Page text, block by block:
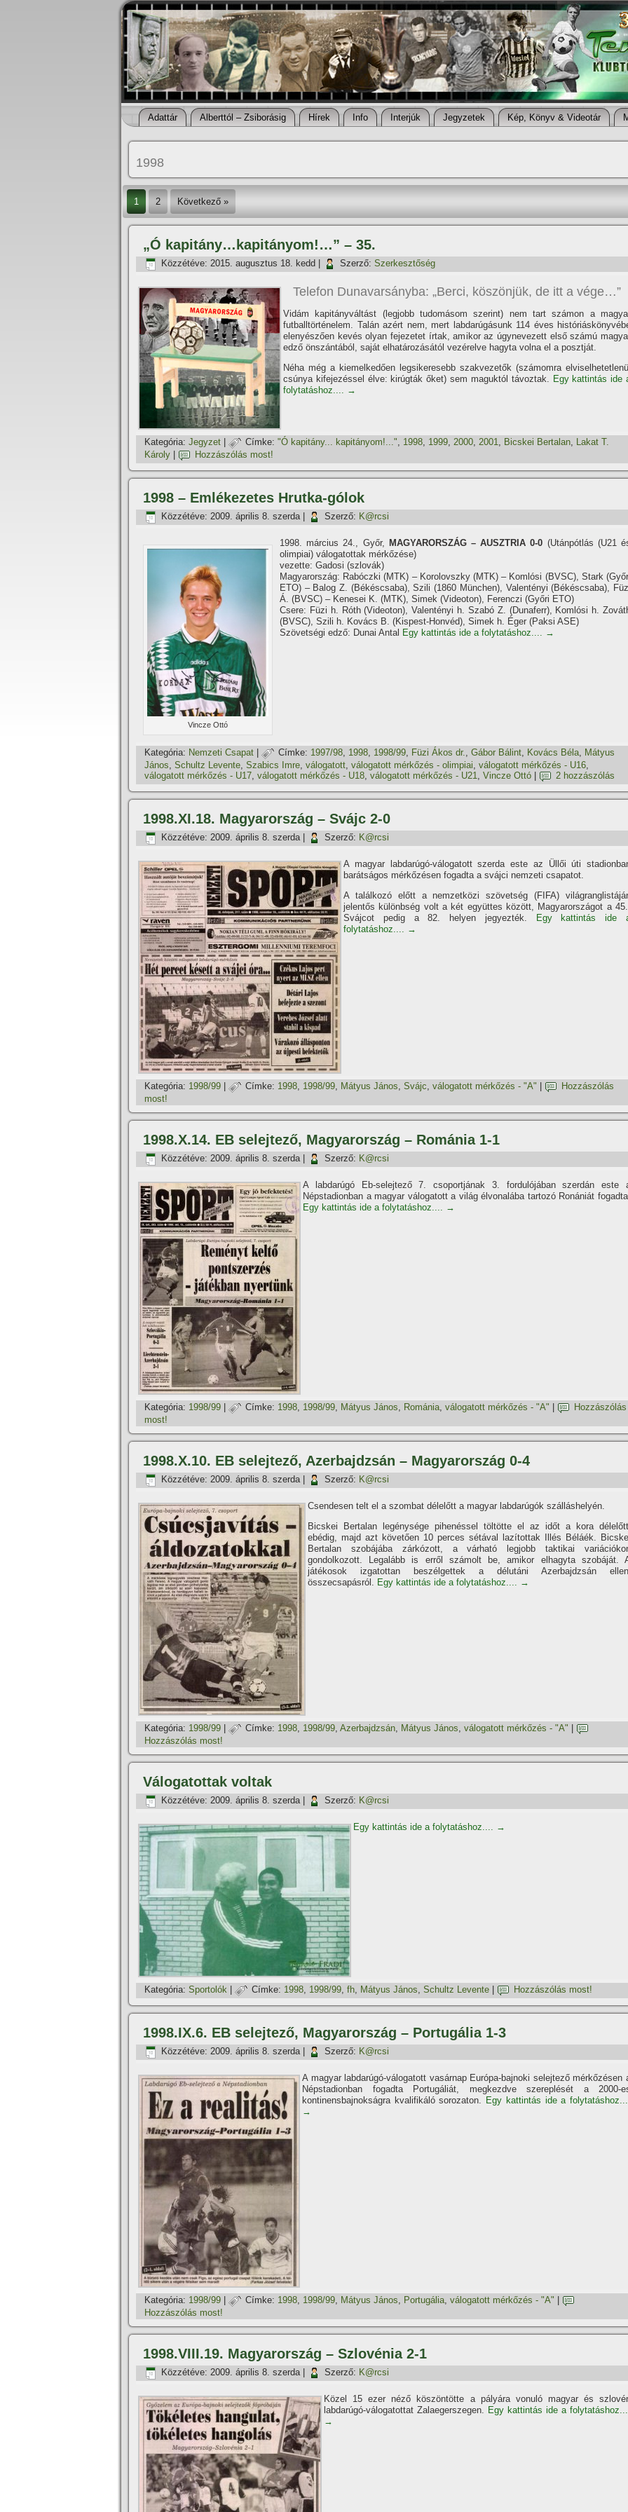
Adattár Alberttól – Zsiborásig Hí­rek Info Interjúk Jegyzetek Kép, Könyv & Videotár
1998
1 2 Következő »
„Ó kapitány…kapitányom!…” – 35.
Közzétéve: 2015. augusztus 18. kedd Szerző: Szerkesztőség
Telefon Dunavarsányba: „Berci, köszönjük, de itt a vége…”
Vidám kapitányváltást (legjobb tudomásom szerint) nem tart számon a
futballtörténelem. Talán azért nem, mert labdarúgásunk 114 éves
elenyészően kevés olyan fejezetet í­rtak, amikor az úgynevezett első számú
edző önszántából, saját elhatározásától vezérelve hagyta volna el a posztját.
Néha még a kiemelkedően legsikeresebb szakvezetők (számomra
csúnya kifejezéssel élve: kirúgták őket) sem maguktól távoztak. Egy kattintás ide
folytatáshoz.... →
Kategória: Jegyzet Címke: "Ó kapitány... kapitányom!...", 1998, 1999, 2000, 2001, Bicskei Bertalan, Lakat T.
Károly
Hozzászólás most!
1998 – Emlékezetes Hrutka-gólok
Közzétéve: 2009. április 8. szerda| Szerző: K@rcsi
Vincze Ottó
1998. március 24., Győr, MAGYARORSZÁG – AUSZTRIA 0-0 (Utánpótlás (U21
olimpiai) válogatottak mérkőzése)
vezette: Gadosi (szlovák)
Magyarország: Rabóczki (MTK) – Korolovszky (MTK) – Komlósi (BVSC), Stark
ETO) – Balog Z. (Békéscsaba), Szili (1860 München), Valentényi (Békéscsaba),
Á. (BVSC) – Kenesei K. (MTK), Simek (Videoton), Ferenczi (Győri ETO)
Csere: Füzi h. Róth (Videoton), Valentényi h. Szabó Z. (Dunaferr), Komlósi h.
(BVSC), Szili h. Kovács B. (Kispest-Honvéd), Simek h. Éger (Paksi ASE)
Szövetségi edző: Dunai Antal Egy kattintás ide a folytatáshoz.... →
Kategória: Nemzeti Csapat Címke: 1997/98, 1998, 1998/99, Füzi Ákos dr., Gábor Bálint, Kovács Béla, Mátyus
János, Schultz Levente, Szabics Imre, válogatott, válogatott mérkőzés - olimpiai, válogatott mérkőzés - U16,
válogatott mérkőzés - U17, válogatott mérkőzés - U18, válogatott mérkőzés - U21, Vincze Ottó 2 hozzászólás
1998.XI.18. Magyarország – Svájc 2-0
Közzétéve: 2009. április 8. szerda| Szerző: K@rcsi
A magyar labdarúgó-válogatott szerda este az Üllői úti
barátságos mérkőzésen fogadta a svájci nemzeti csapatot.
A találkozó előtt a nemzetközi szövetség (FIFA)
jelentős különbség volt a két együttes között, Magyarországot a
Svájcot pedig a 82. helyen jegyezték.
Egy kattintás ide
folytatáshoz.... →
Kategória: 1998/99 Címke: 1998, 1998/99, Mátyus János, Svájc, válogatott mérkőzés - "A"
Hozzászólás
most!
1998.X.14. EB selejtező, Magyarország – Románia 1-1
Közzétéve: 2009. április 8. szerda| Szerző: K@rcsi
A labdarúgó Eb-selejtező 7. csoportjának 3. fordulójában szerdán este
Népstadionban a magyar válogatott a világ élvonalába tartozó Ronániát
Egy kattintás ide a folytatáshoz.... →
Kategória: 1998/99 Címke: 1998, 1998/99, Mátyus János, Románia, válogatott mérkőzés - "A"
Hozzászólás
most!
1998.X.10. EB selejtező, Azerbajdzsán – Magyarország 0-4
Közzétéve: 2009. április 8. szerda| Szerző: K@rcsi
Csendesen telt el a szombat délelőtt a magyar labdarúgók szálláshelyén.
Bicskei Bertalan legénysége pihenéssel töltötte el az időt a kora
ebédig, majd azt követően 10 perces sétával lazí­tottak Illés Béláék.
Bertalan szobájába zárkózott, a várható legjobb taktikai
gondolkozott. Legalább is erről számolt be, amikor elhagyta szobáját.
játékosok izgatottan beszélgettek a délutáni Azerbajdzsán
összecsapásról. Egy kattintás ide a folytatáshoz.... →
Kategória: 1998/99 Címke: 1998, 1998/99, Azerbajdzsán, Mátyus János, válogatott mérkőzés - "A"
Hozzászólás most!
Válogatottak voltak
Közzétéve: 2009. április 8. szerda| Szerző: K@rcsi
Egy kattintás ide a folytatáshoz.... →
Kategória: Sportolók Címke: 1998, 1998/99, fh, Mátyus János, Schultz Levente Hozzászólás most!
1998.IX.6. EB selejtező, Magyarország – Portugália 1-3
Közzétéve: 2009. április 8. szerda| Szerző: K@rcsi
A magyar labdarúgó-válogatott vasárnap Európa-bajnoki selejtező mérkőzésen
Népstadionban fogadta Portugáliát, megkezdve szereplését a 2000-
kontinensbajnokságra kvalifikáló sorozaton. Egy kattintás ide a
→
Kategória: 1998/99 Címke: 1998, 1998/99, Mátyus János, Portugália, válogatott mérkőzés - "A"
Hozzászólás most!
1998.VIII.19. Magyarország – Szlovénia 2-1
Közzétéve: 2009. április 8. szerda| Szerző: K@rcsi
Közel 15 ezer néző köszöntötte a pályára vonuló magyar és
labdarúgó-válogatottat Zalaegerszegen. Egy kattintás ide a
→